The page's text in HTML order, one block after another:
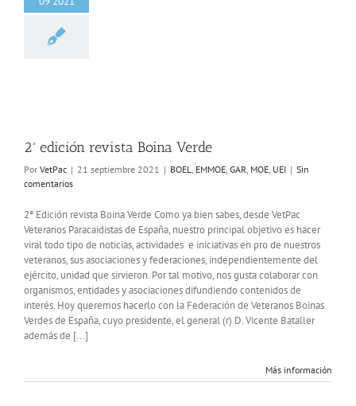
revista Boina
2ª edición revista Boina Verde
Por VetPac | 21 septiembre 2021 | BOEL, EMMOE, GAR, MOE, UEI | Sin
comentarios
2ª Edición revista Boina Verde Como ya bien sabes, desde VetPac
Veteranos Paracaidistas de España, nuestro principal objetivo es hacer
viral todo tipo de noticias, actividades e iniciativas en pro de nuestros
veteranos, sus asociaciones y federaciones, independientemente del
ejército, unidad que sirvieron. Por tal motivo, nos gusta colaborar con
organismos, entidades y asociaciones difundiendo contenidos de
interés. Hoy queremos hacerlo con la Federación de Veteranos Boinas
Verdes de España, cuyo presidente, el general (r) D. Vicente Bataller
además de [...]
Más información